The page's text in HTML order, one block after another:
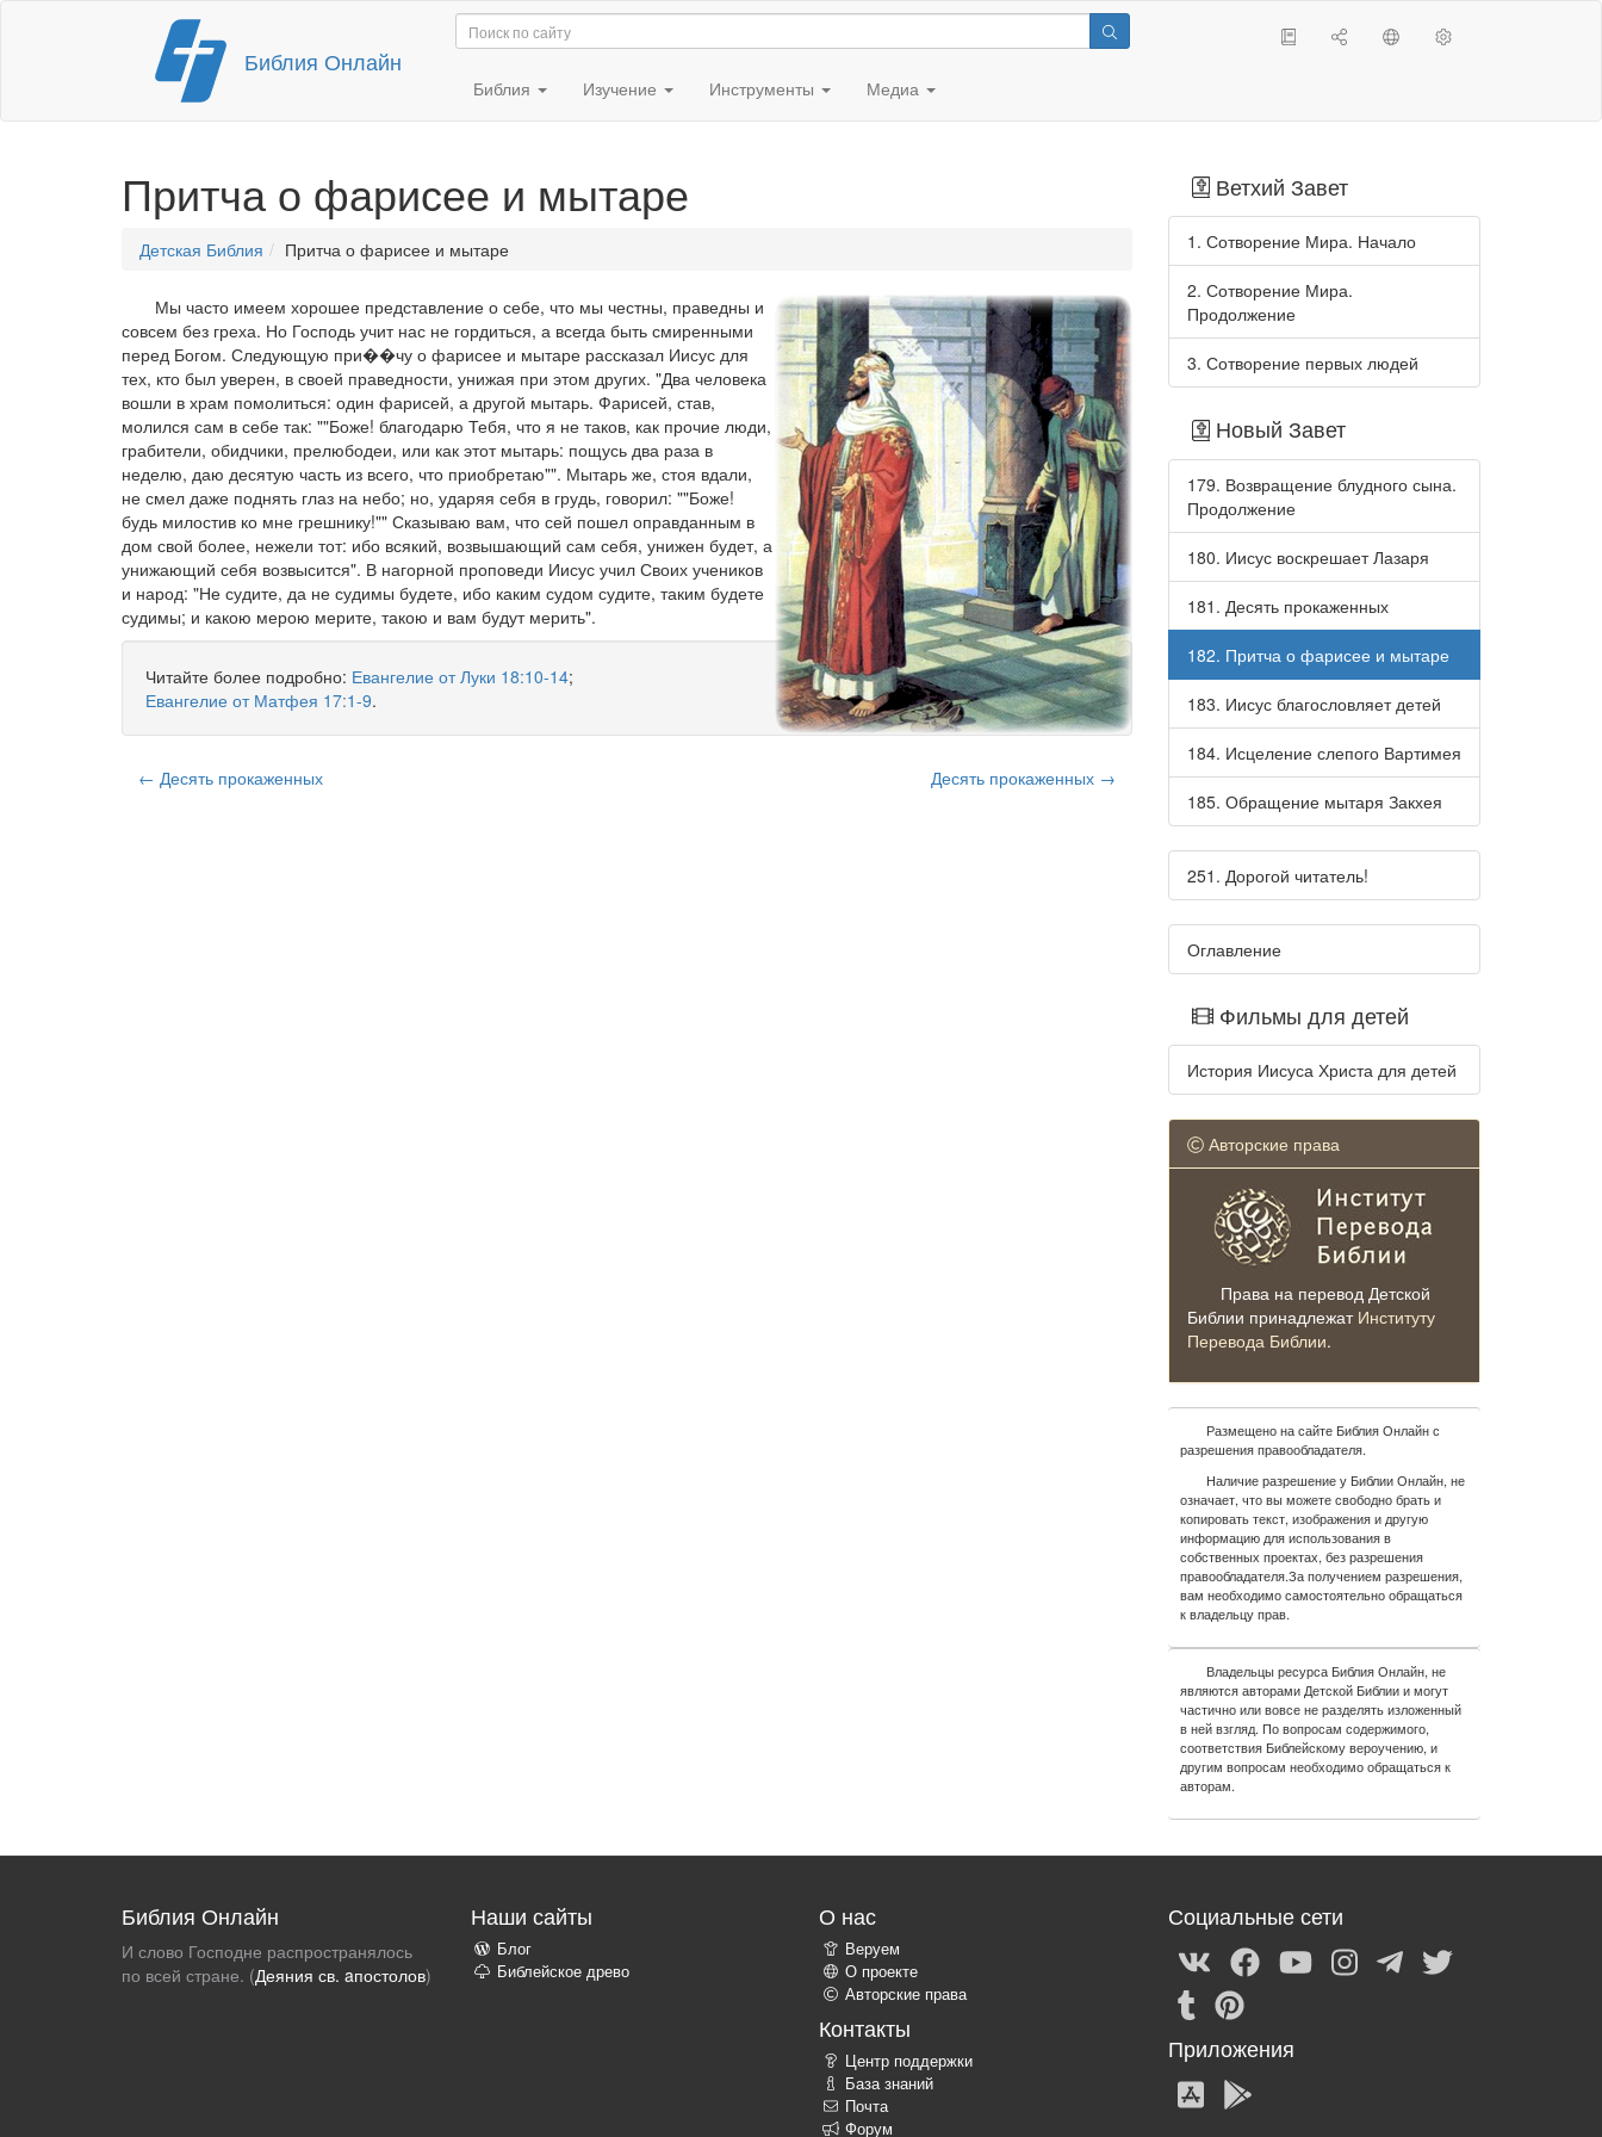
Перейти
содержимому
Библия Онлайн
Библия Изучение Инструменты Медиа
Притча о фарисее и мытаре
Детская Библия Притча о фарисее и мытаре
Мы часто имеем хорошее представление о себе, что мы честны, праведны и
совсем без греха. Но Господь учит нас не гордиться, а всегда быть смиренными
перед Богом. Следующую при��чу о фарисее и мытаре рассказал Иисус для
тех, кто был уверен, в своей праведности, унижая при этом других. "Два человека
вошли в храм помолиться: один фарисей, а другой мытарь. Фарисей, став,
молился сам в себе так: ""Боже! благодарю Тебя, что я не таков, как прочие люди,
грабители, обидчики, прелюбодеи, или как этот мытарь: пощусь два раза в
неделю, даю десятую часть из всего, что приобретаю"". Мытарь же, стоя вдали,
не смел даже поднять глаз на небо; но, ударяя себя в грудь, говорил: ""Боже!
будь милостив ко мне грешнику!"" Сказываю вам, что сей пошел оправданным в
дом свой более, нежели тот: ибо всякий, возвышающий сам себя, унижен будет, а
унижающий себя возвысится". В нагорной проповеди Иисус учил Своих учеников
и народ: "Не судите, да не судимы будете, ибо каким судом судите, таким будете
судимы; и какою мерою мерите, такою и вам будут мерить".
Читайте более подробно: Евангелие от Луки 18:10-14;
Евангелие от Матфея 17:1-9.
← Десять прокаженных Десять прокаженных →
Ветхий Завет
1. Сотворение Мира. Начало
2. Сотворение Мира.
Продолжение
3. Сотворение первых людей
Новый Завет
179. Возвращение блудного сына.
Продолжение
180. Иисус воскрешает Лазаря
181. Десять прокаженных
182. Притча о фарисее и мытаре
183. Иисус благословляет детей
184. Исцеление слепого Вартимея
185. Обращение мытаря Закхея
251. Дорогой читатель!
Оглавление
Фильмы для детей
История Иисуса Христа для детей
Авторские права
Права на перевод Детской
Библии принадлежат Институту
Перевода Библии.
Размещено на сайте Библия Онлайн с
разрешения правообладателя.
Наличие разрешение у Библии Онлайн, не
означает, что вы можете свободно брать и
копировать текст, изображения и другую
информацию для использования в
собственных проектах, без разрешения
правообладателя.За получением разрешения,
вам необходимо самостоятельно обращаться
к владельцу прав.
Владельцы ресурса Библия Онлайн, не
являются авторами Детской Библии и могут
частично или вовсе не разделять изложенный
в ней взгляд. По вопросам содержимого,
соответствия Библейскому вероучению, и
другим вопросам необходимо обращаться к
авторам.
Библия Онлайн
И слово Господне распространялось
по всей стране. (Деяния св. aпостолов)
Наши сайты
Блог
Библейское древо
О нас
Веруем
О проекте
Авторские права
Контакты
Центр поддержки
База знаний
Почта
Форум
Социальные сети
Приложения